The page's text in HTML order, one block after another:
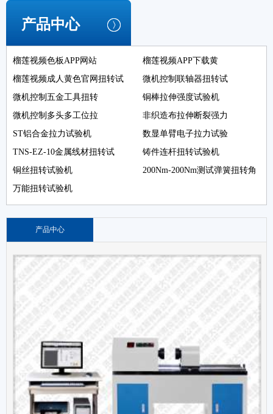
产品中心
榴莲视频色板APP网站
榴莲视频APP下载黄
榴莲视频成人黄色官网扭转试
微机控制联轴器扭转试
微机控制五金工具扭转
铜棒拉伸强度试验机
微机控制多头多工位拉
非织造布拉伸断裂强力
ST铝合金拉力试验机
数显单臂电子拉力试验
TNS-EZ-10金属线材扭转试
铸件连杆扭转试验机
铜丝扭转试验机
200Nm-200Nm测试弹簧扭转角
万能扭转试验机
产品中心